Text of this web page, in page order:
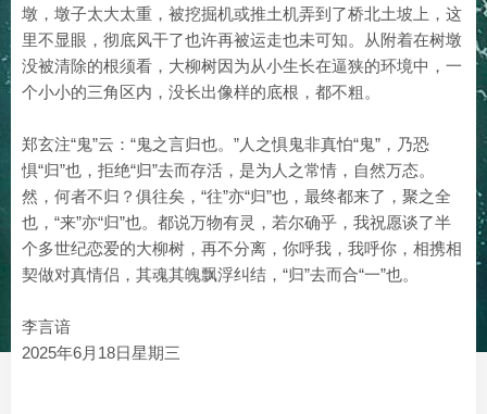
墩，墩子太大太重，被挖掘机或推土机弄到了桥北土坡上，这
里不显眼，彻底风干了也许再被运走也未可知。从附着在树墩
没被清除的根须看，大柳树因为从小生长在逼狭的环境中，一
个小小的三角区内，没长出像样的底根，都不粗。
郑玄注“鬼”云：“鬼之言归也。”人之惧鬼非真怕“鬼”，乃恐
惧“归”也，拒绝“归”去而存活，是为人之常情，自然万态。
然，何者不归？俱往矣，“往”亦“归”也，最终都来了，聚之全
也，“来”亦“归”也。都说万物有灵，若尔确乎，我祝愿谈了半
个多世纪恋爱的大柳树，再不分离，你呼我，我呼你，相携相
契做对真情侣，其魂其魄飘浮纠结，“归”去而合“一”也。
李言谙
2025年6月18日星期三